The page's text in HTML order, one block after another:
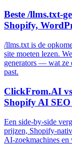
Beste /llms.txt-
Shopify,
/llms.txt is de
site moeten lezen.
generators — wat ze
past.
ClickFrom.AI
Shopify AI
Een side-by-side
prijzen, Shopify-
AI-zoekmachines